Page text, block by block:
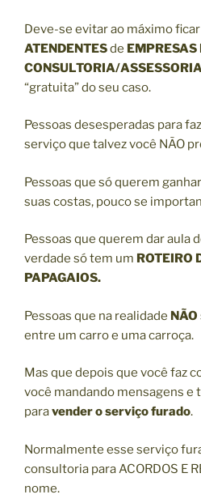
Deve-se evitar ao máximo
ATENDENTESde EMPRESAS
CONSULTORIA/
“gratuita” do seu caso.
Pessoas desesperadas para
serviço que talvez você NÃO
Pessoas que só querem
suas costas, pouco se
Pessoas que querem dar aula
verdade só tem um ROTEIRO
PAPAGAIOS.
Pessoas que na realidade NÃO
entre um carro e uma carroça.
Mas que depois que você faz
você mandando mensagens e
paravender o serviço furado.
Normalmente esse serviço
consultoria para ACORDOS E
nome.